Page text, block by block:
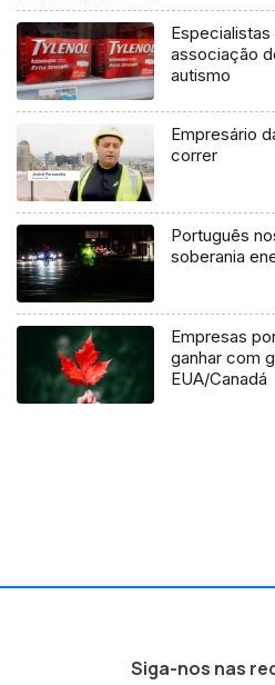
associação
autismo
Empresário
correr
Português
soberania
Empresas
ganhar com
EUA/Canadá
Siga-nos nas